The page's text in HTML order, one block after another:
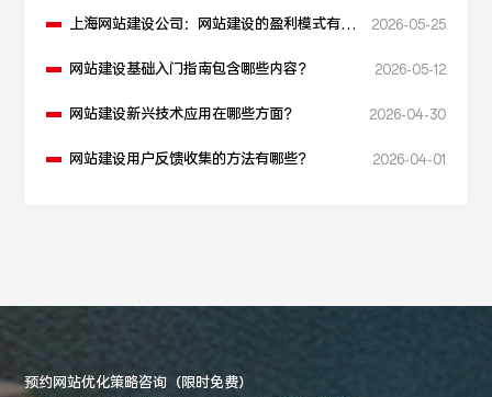
上海网站建设公司：网站建设的盈利模式有哪
2026-05-25
网站建设基础入门指南包含哪些内容？ 2026-05-12
网站建设新兴技术应用在哪些方面？ 2026-04-30
网站建设用户反馈收集的方法有哪些？ 2026-04-01
预约网站优化策略咨询（限时免费）